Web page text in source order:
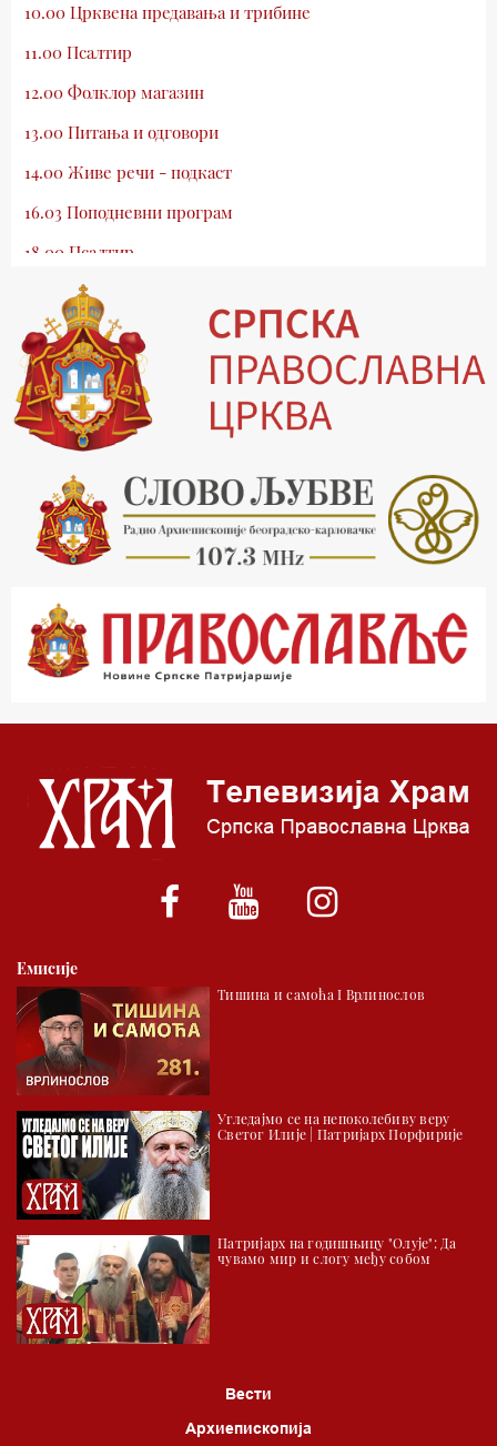
10.00 Црквена предавања и трибине
11.00 Псалтир
12.00 Фолклор магазин
13.00 Питања и одговори
14.00 Живе речи - подкаст
16.03 Поподневни програм
18.00 Псалтир
19.03 Млади у Цркви
19.30 Вечерње молитве
20.00 Вести из Цркве
20.15 Реч архијереја
20.30 Хроника Архиепископије
21.03 Врлинослов
22.03 Црквена предавања и трибине
23.00 Питања и одговори
00.03 Црквена предавања и трибине
01.03 Живе речи - подкаст
*најважније вести емитујемо на сваки пун сат
Емисије
Тишина и самоћа I Врлинослов
Угледајмо се на непоколебиву веру
Светог Илије | Патријарх Порфирије
Патријарх на годишњицу "Олује": Да
чувамо мир и слогу међу собом
Вести
Архиепископија